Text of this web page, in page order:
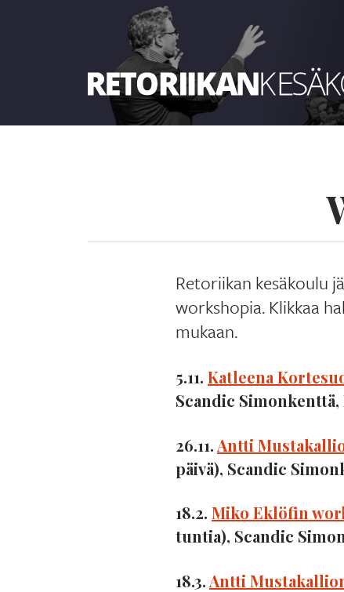
Retoriikan kesäkoulu
Retoriikan kesäkoulu
workshopia. Klikkaa
mukaan.
5.11. Katleena
Scandic
26.11.Antti
päivä), Scandic
18.2. Miko Eklöfin
tuntia), Scandic
18.3.Antti